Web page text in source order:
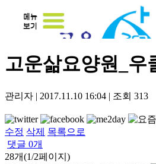
고운삶요양원_우
관리자 | 2017.11.10 16:04 | 조회 313
수정 삭제 목록으로
댓글 0개
28개(1/2페이지)